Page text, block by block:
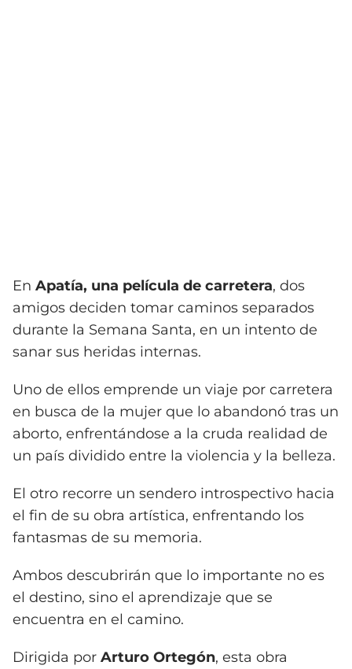
En Apatía, una película de carretera, dos
amigos deciden tomar caminos separados
durante la Semana Santa, en un intento de
sanar sus heridas internas.
Uno de ellos emprende un viaje por carretera
en busca de la mujer que lo abandonó tras un
aborto, enfrentándose a la cruda realidad de
un país dividido entre la violencia y la belleza.
El otro recorre un sendero introspectivo hacia
el fin de su obra artística, enfrentando los
fantasmas de su memoria.
Ambos descubrirán que lo importante no es
el destino, sino el aprendizaje que se
encuentra en el camino.
Dirigida por Arturo Ortegón, esta obra